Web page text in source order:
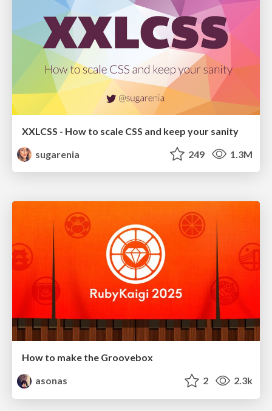
XXLCSS - How to scale CSS and keep your sanity
sugarenia
249 1.3M
How to make the Groovebox
asonas
2 2.3k